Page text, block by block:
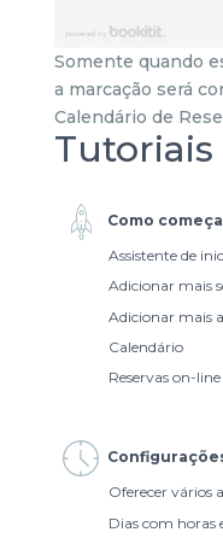
Somente quando
a marcação será
Calendário de
Tutoriais
Como
Assistente de
Adicionar mais
Adicionar mais
Calendário
Reservas on-line
Oferecer vários
Dias com horas